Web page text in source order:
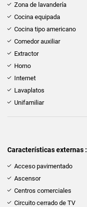
Zona de lavandería
Cocina equipada
Cocina tipo americano
Comedor auxiliar
Extractor
Horno
Internet
Lavaplatos
Unifamiliar
Características externas :
Acceso pavimentado
Ascensor
Centros comerciales
Circuito cerrado de TV